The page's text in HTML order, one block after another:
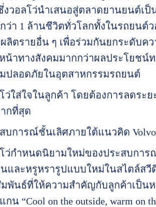
งวอลโว่นำเสนอสู่ตลาดยานยนต์เ
ว่า 1 ล้านชีวิตทั่วโลกทั้งในรถยนต์
ลิตรายอื่น ๆ เพื่อร่วมกันยกระดับค
น้าทางสังคมมากกว่าผลประโยชน์
ปลอดภัยในอุตสาหกรรมรถยนต์
ว่ใส่ใจในลูกค้า โดยต้องการลดระ
กที่สุด
บการณ์ชั้นเลิศภายใต้แนวคิด Volvo
ว่กำหนดนิยามใหม่ของประสบการ
และหรูหรารูปแบบใหม่ในสไตล์สวีดิ
พันธ์ที่ให้ความสำคัญกับลูกค้าเป็น
กน “Cool on the outside, warm on